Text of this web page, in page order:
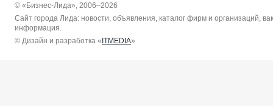
© «Бизнес-Лида», 2006–2026
Сайт города Лида: новости, объявления, каталог фирм и организаций,
информация.
© Дизайн и разработка «ITMEDIA»